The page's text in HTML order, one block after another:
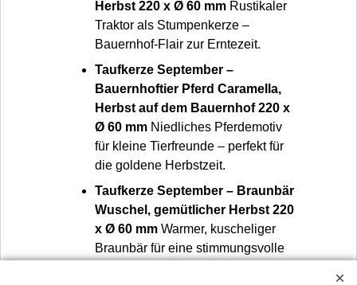
Herbst 220 x Ø 60 mm Rustikaler
Traktor als Stumpenkerze –
Bauernhof-Flair zur Erntezeit.
Taufkerze September –
Bauernhoftier Pferd Caramella,
Herbst auf dem Bauernhof 220 x
Ø 60 mm Niedliches Pferdemotiv
für kleine Tierfreunde – perfekt für
die goldene Herbstzeit.
Taufkerze September – Braunbär
Wuschel, gemütlicher Herbst 220
x Ø 60 mm Warmer, kuscheliger
Braunbär für eine stimmungsvolle